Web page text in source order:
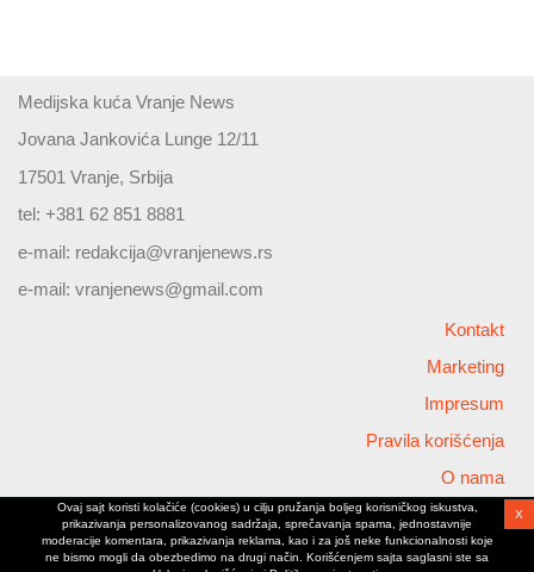
Medijska kuća Vranje News
Jovana Jankovića Lunge 12/11
17501 Vranje, Srbija
tel: +381 62 851 8881
e-mail: redakcija@vranjenews.rs
e-mail: vranjenews@gmail.com
Kontakt
Marketing
Impresum
Pravila korišćenja
O nama
Copyright © 2026 Vranjenews
All rights reserved
www.vranjenews.rs
Ovaj sajt koristi kolačiće (cookies) u cilju pružanja boljeg korisničkog iskustva,
prikazivanja personalizovanog sadržaja, sprečavanja spama, jednostavnije
moderacije komentara, prikazivanja reklama, kao i za još neke funkcionalnosti koje
ne bismo mogli da obezbedimo na drugi način. Korišćenjem sajta saglasni ste sa
X